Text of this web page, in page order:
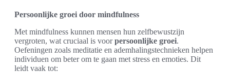
Persoonlijke groei door mindfulness
Met mindfulness kunnen mensen hun zelfbewustzijn
vergroten, wat cruciaal is voorpersoonlijke groei.
Oefeningen zoals meditatie en ademhalingstechnieken helpen
individuen om beter om te gaan met stress en emoties. Dit
leidt vaak tot: